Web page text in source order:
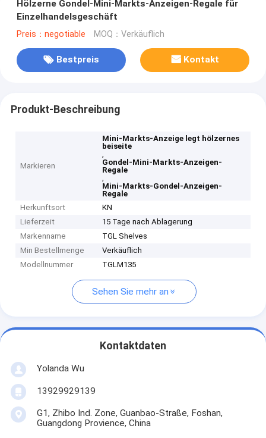
Hölzerne Gondel-Mini-Markts-Anzeigen-Regale für
Einzelhandelsgeschäft
Preis：negotiable MOQ：Verkäuflich
Bestpreis Kontakt
Produkt-Beschreibung
Markieren
Mini-Markts-Anzeige legt hölzernes
beiseite
,
Gondel-Mini-Markts-Anzeigen-
Regale
,
Mini-Markts-Gondel-Anzeigen-
Regale
Herkunftsort
KN
Lieferzeit
15 Tage nach Ablagerung
Markenname
TGL Shelves
Min Bestellmenge
Verkäuflich
Modellnummer
TGLM135
Sehen Sie mehr an
Kontaktdaten
Yolanda Wu
13929929139
G1, Zhibo Ind. Zone, Guanbao-Straße, Foshan,
Guangdong Provience, China